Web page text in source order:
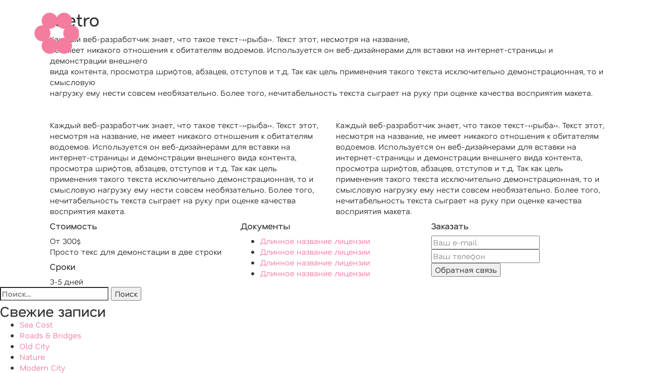
Metro
Каждый веб-разработчик знает, что такое текст-«рыба». Текст этот, несмотря на название,
не имеет никакого отношения к обитателям водоемов. Используется он веб-дизайнерами для вставки на интернет-страницы и
демонстрации внешнего
вида контента, просмотра шрифтов, абзацев, отступов и т.д. Так как цель применения такого текста исключительно демонстрационная, то и
смысловую
нагрузку ему нести совсем необязательно. Более того, нечитабельность текста сыграет на руку при оценке качества восприятия макета.
Каждый веб-разработчик знает, что такое текст-«рыба». Текст этот,
несмотря на название, не имеет никакого отношения к обитателям
водоемов. Используется он веб-дизайнерами для вставки на
интернет-страницы и демонстрации внешнего вида контента,
просмотра шрифтов, абзацев, отступов и т.д. Так как цель
применения такого текста исключительно демонстрационная, то и
смысловую нагрузку ему нести совсем необязательно. Более того,
нечитабельность текста сыграет на руку при оценке качества
восприятия макета.
Каждый веб-разработчик знает, что такое текст-«рыба». Текст этот,
несмотря на название, не имеет никакого отношения к обитателям
водоемов. Используется он веб-дизайнерами для вставки на
интернет-страницы и демонстрации внешнего вида контента,
просмотра шрифтов, абзацев, отступов и т.д. Так как цель
применения такого текста исключительно демонстрационная, то и
смысловую нагрузку ему нести совсем необязательно. Более того,
нечитабельность текста сыграет на руку при оценке качества
восприятия макета.
Стоимость
От 300$
Просто текс для демонстации в две строки
Сроки
3-5 дней
Документы
Длинное название лицензии
Длинное название лицензии
Длинное название лицензии
Длинное название лицензии
Заказать
Найти:
Свежие записи
Sea Cost
Roads & Bridges
Old City
Nature
Modern City